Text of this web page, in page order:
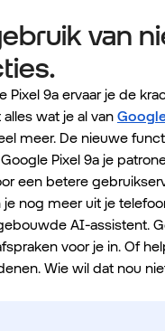
van
Pixel 9a ervaar je de
wat je al van
meer. De nieuwe
Pixel 9a je
een betere
je nog meer uit je
AI-assistent.
voor je in. Of
Wie wil dat nou